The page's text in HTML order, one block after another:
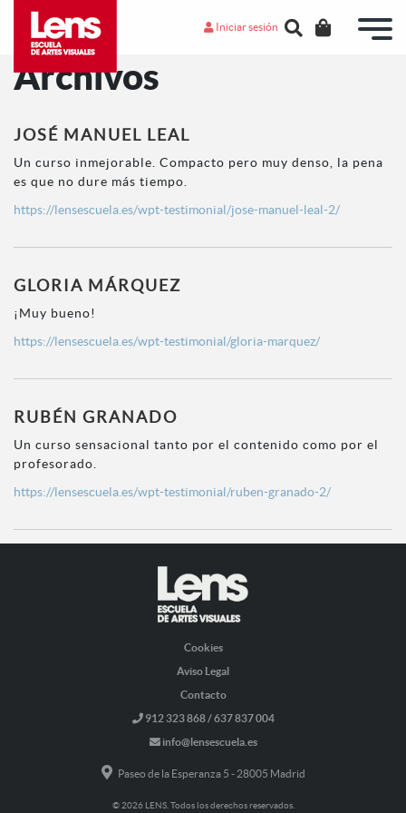
Iniciar sesión
Archivos
JOSÉ MANUEL LEAL
Un curso inmejorable. Compacto pero muy denso, la pena
es que no dure más tiempo.
https://lensescuela.es/wpt-testimonial/jose-manuel-leal-2/
GLORIA MÁRQUEZ
¡Muy bueno!
https://lensescuela.es/wpt-testimonial/gloria-marquez/
RUBÉN GRANADO
Un curso sensacional tanto por el contenido como por el
profesorado.
https://lensescuela.es/wpt-testimonial/ruben-granado-2/
Cookies
Aviso Legal
Contacto
912 323 868 / 637 837 004
info@lensescuela.es
Paseo de la Esperanza 5 - 28005 Madrid
© 2026 LENS. Todos los derechos reservados.